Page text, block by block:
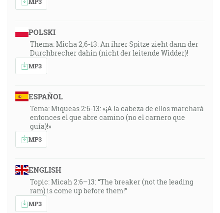
POLSKI
Thema: Micha 2,6-13: An ihrer Spitze zieht dann der
Durchbrecher dahin (nicht der leitende Widder)!
MP3
ESPAÑOL
Tema: Miqueas 2:6-13: «¡A la cabeza de ellos marchará
entonces el que abre camino (no el carnero que
guía)!»
MP3
ENGLISH
Topic: Micah 2:6–13: “The breaker (not the leading
ram) is come up before them!”
MP3